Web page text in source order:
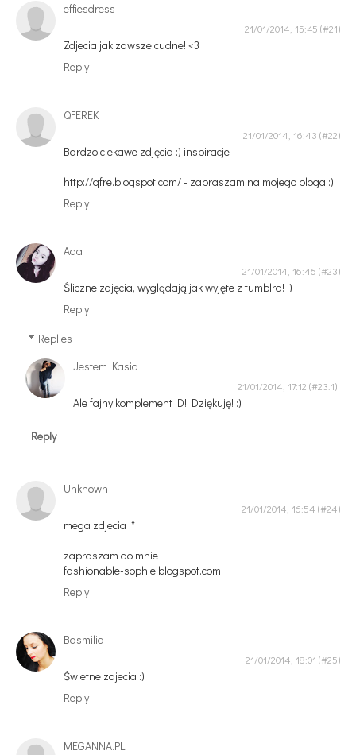
effiesdress
21/01/2014, 15:45
Zdjecia jak zawsze cudne! <3
Reply
QFEREK
21/01/2014, 16:43
Bardzo ciekawe zdjęcia :) inspiracje
http://qfre.blogspot.com/ - zapraszam na mojego bloga :)
Reply
Ada
21/01/2014, 16:46
Śliczne zdjęcia, wyglądają jak wyjęte z tumblra! :)
Reply
Replies
Jestem Kasia
21/01/2014, 17:12
Ale fajny komplement :D! Dziękuję! :)
Reply
Unknown
21/01/2014, 16:54
mega zdjecia :*
zapraszam do mnie
fashionable-sophie.blogspot.com
Reply
Basmilia
21/01/2014, 18:01
Świetne zdjecia :)
Reply
MEGANNA.PL